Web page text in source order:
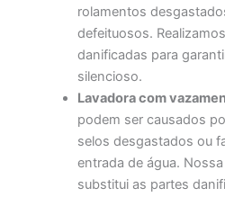
rolamentos
defeituosos.
danificadas para
silencioso.
Lavadora com
podem ser causados
selos desgastados ou
entrada de água.
substitui as partes